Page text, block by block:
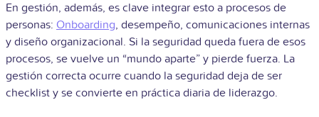
En gestión, además, es clave integrar esto a procesos de
personas: Onboarding, desempeño, comunicaciones internas
y diseño organizacional. Si la seguridad queda fuera de esos
procesos, se vuelve un “mundo aparte” y pierde fuerza. La
gestión correcta ocurre cuando la seguridad deja de ser
checklist y se convierte en práctica diaria de liderazgo.